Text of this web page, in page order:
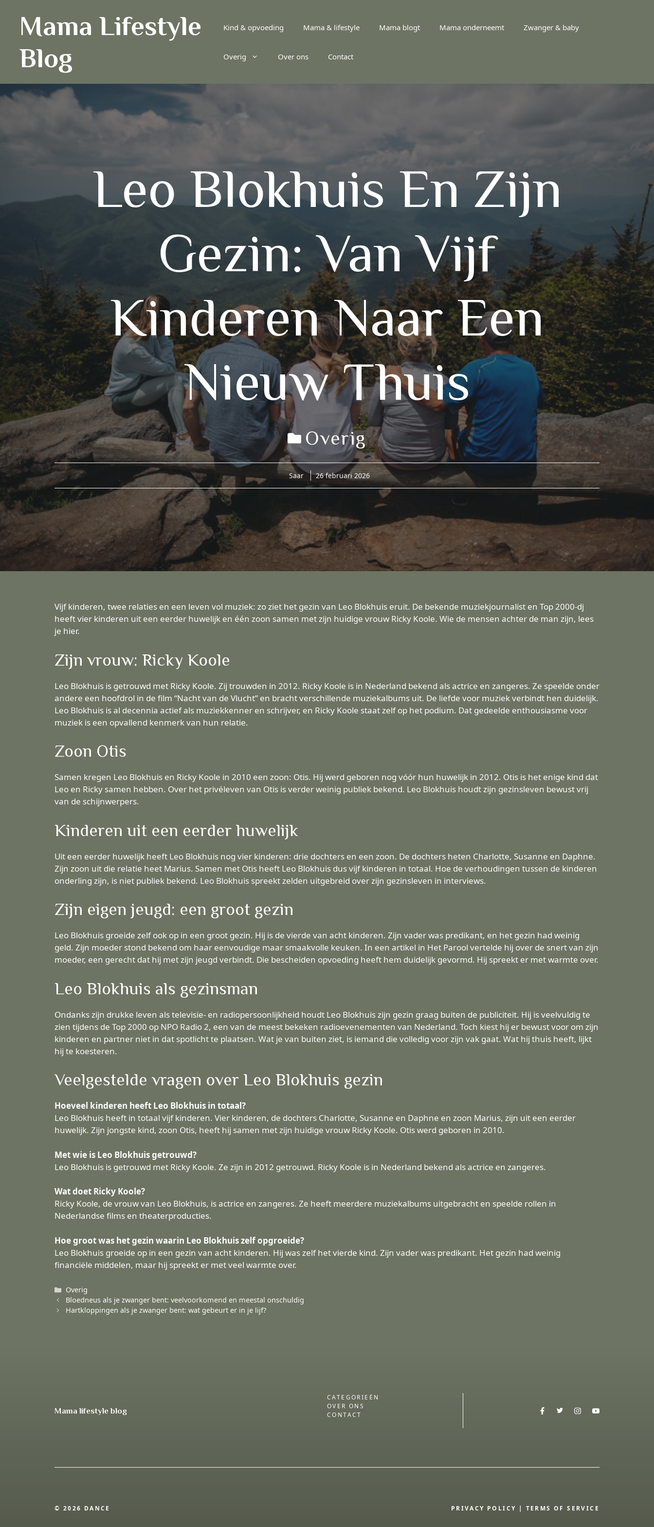
Mama Lifestyle
Blog
Kind & opvoeding Mama & lifestyle Mama blogt Mama onderneemt Zwanger & baby
Overig Over ons Contact
Leo Blokhuis En Zijn
Gezin: Van Vijf
Kinderen Naar Een
Nieuw Thuis
Overig
Saar 26 februari 2026
Vijf kinderen, twee relaties en een leven vol muziek: zo ziet het gezin van Leo Blokhuis eruit. De bekende muziekjournalist en Top 2000-dj
heeft vier kinderen uit een eerder huwelijk en één zoon samen met zijn huidige vrouw Ricky Koole. Wie de mensen achter de man zijn, lees
je hier.
Zijn vrouw: Ricky Koole
Leo Blokhuis is getrouwd met Ricky Koole. Zij trouwden in 2012. Ricky Koole is in Nederland bekend als actrice en zangeres. Ze speelde onder
andere een hoofdrol in de film “Nacht van de Vlucht” en bracht verschillende muziekalbums uit. De liefde voor muziek verbindt hen duidelijk.
Leo Blokhuis is al decennia actief als muziekkenner en schrijver, en Ricky Koole staat zelf op het podium. Dat gedeelde enthousiasme voor
muziek is een opvallend kenmerk van hun relatie.
Zoon Otis
Samen kregen Leo Blokhuis en Ricky Koole in 2010 een zoon: Otis. Hij werd geboren nog vóór hun huwelijk in 2012. Otis is het enige kind dat
Leo en Ricky samen hebben. Over het privéleven van Otis is verder weinig publiek bekend. Leo Blokhuis houdt zijn gezinsleven bewust vrij
van de schijnwerpers.
Kinderen uit een eerder huwelijk
Uit een eerder huwelijk heeft Leo Blokhuis nog vier kinderen: drie dochters en een zoon. De dochters heten Charlotte, Susanne en Daphne.
Zijn zoon uit die relatie heet Marius. Samen met Otis heeft Leo Blokhuis dus vijf kinderen in totaal. Hoe de verhoudingen tussen de kinderen
onderling zijn, is niet publiek bekend. Leo Blokhuis spreekt zelden uitgebreid over zijn gezinsleven in interviews.
Zijn eigen jeugd: een groot gezin
Leo Blokhuis groeide zelf ook op in een groot gezin. Hij is de vierde van acht kinderen. Zijn vader was predikant, en het gezin had weinig
geld. Zijn moeder stond bekend om haar eenvoudige maar smaakvolle keuken. In een artikel in Het Parool vertelde hij over de snert van zijn
moeder, een gerecht dat hij met zijn jeugd verbindt. Die bescheiden opvoeding heeft hem duidelijk gevormd. Hij spreekt er met warmte over.
Leo Blokhuis als gezinsman
Ondanks zijn drukke leven als televisie- en radiopersoonlijkheid houdt Leo Blokhuis zijn gezin graag buiten de publiciteit. Hij is veelvuldig te
zien tijdens de Top 2000 op NPO Radio 2, een van de meest bekeken radioevenementen van Nederland. Toch kiest hij er bewust voor om zijn
kinderen en partner niet in dat spotlicht te plaatsen. Wat je van buiten ziet, is iemand die volledig voor zijn vak gaat. Wat hij thuis heeft, lijkt
hij te koesteren.
Veelgestelde vragen over Leo Blokhuis gezin
Hoeveel kinderen heeft Leo Blokhuis in totaal?
Leo Blokhuis heeft in totaal vijf kinderen. Vier kinderen, de dochters Charlotte, Susanne en Daphne en zoon Marius, zijn uit een eerder
huwelijk. Zijn jongste kind, zoon Otis, heeft hij samen met zijn huidige vrouw Ricky Koole. Otis werd geboren in 2010.
Met wie is Leo Blokhuis getrouwd?
Leo Blokhuis is getrouwd met Ricky Koole. Ze zijn in 2012 getrouwd. Ricky Koole is in Nederland bekend als actrice en zangeres.
Wat doet Ricky Koole?
Ricky Koole, de vrouw van Leo Blokhuis, is actrice en zangeres. Ze heeft meerdere muziekalbums uitgebracht en speelde rollen in
Nederlandse films en theaterproducties.
Hoe groot was het gezin waarin Leo Blokhuis zelf opgroeide?
Leo Blokhuis groeide op in een gezin van acht kinderen. Hij was zelf het vierde kind. Zijn vader was predikant. Het gezin had weinig
financiële middelen, maar hij spreekt er met veel warmte over.
Categorieën
Overig
Bloedneus als je zwanger bent: veelvoorkomend en meestal onschuldig
Hartkloppingen als je zwanger bent: wat gebeurt er in je lijf?
Mama lifestyle blog
CATEGORIEËN
OVER ONS
CONTACT
© 2026 DANCE PRIVACY POLICY | TERMS OF SERVICE